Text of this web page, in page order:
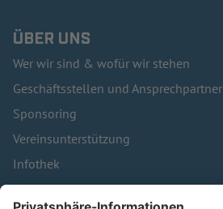
ÜBER UNS
Wer wir sind & wofür wir stehen
Geschäftsstellen und Ansprechpartner
Sponsoring
Vereinsunterstützung
Infothek
Kontakt